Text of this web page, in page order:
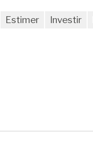
Estimer Investir